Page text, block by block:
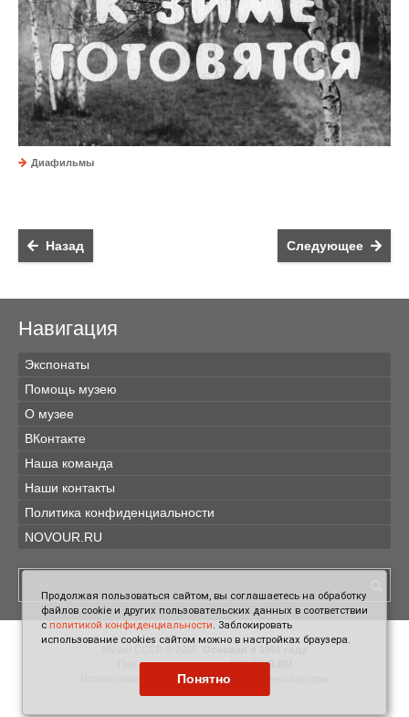
Диафильмы
Назад Следующее
Навигация
Экспонаты
Помощь музею
О музее
ВКонтакте
Наша команда
Наши контакты
Политика конфиденциальности
NOVOUR.RU
При поддержке проектаNOVOUR.RU
Использование материалов сайта одобрено народом
Продолжая пользоваться сайтом, вы соглашаетесь на обработку
файлов cookie и других пользовательских данных в соответствии
с политикой конфиденциальности. Заблокировать
использование cookies сайтом можно в настройках браузера.
Понятно